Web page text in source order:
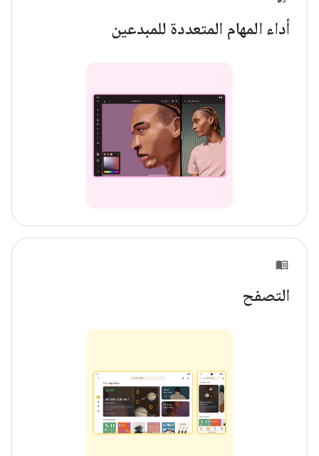
أداء المهام المتعددة للمبدعين
التصفح